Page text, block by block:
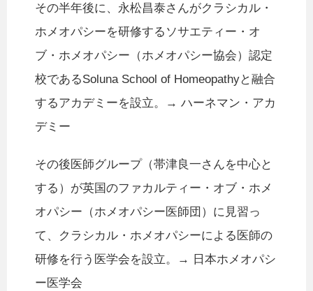
その半年後に、永松昌泰さんがクラシカル・
ホメオパシーを研修するソサエティー・オ
ブ・ホメオパシー（ホメオパシー協会）認定
校であるSoluna School of Homeopathyと融合
するアカデミーを設立。→ ハーネマン・アカ
デミー
その後医師グループ（帯津良一さんを中心と
する）が英国のファカルティー・オブ・ホメ
オパシー（ホメオパシー医師団）に見習っ
て、クラシカル・ホメオパシーによる医師の
研修を行う医学会を設立。→ 日本ホメオパシ
ー医学会